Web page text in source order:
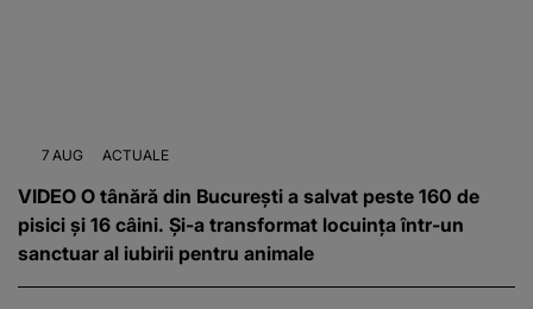
7 AUG ACTUALE
VIDEO O tânără din București a salvat peste 160 de
pisici și 16 câini. Și-a transformat locuința într-un
sanctuar al iubirii pentru animale